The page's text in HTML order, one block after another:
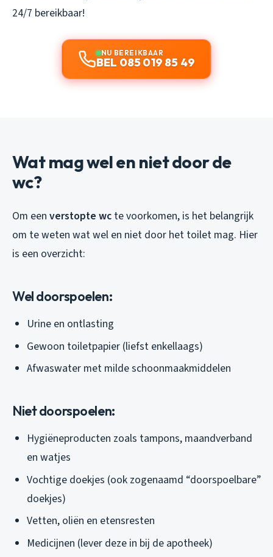
24/7 bereikbaar!
NU BEREIKBAAR
BEL 085 019 85 49
Wat mag wel en niet door de
wc?
Om een verstopte wc te voorkomen, is het belangrijk
om te weten wat wel en niet door het toilet mag. Hier
is een overzicht:
Wel doorspoelen:
Urine en ontlasting
Gewoon toiletpapier (liefst enkellaags)
Afwaswater met milde schoonmaakmiddelen
Niet doorspoelen:
Hygiëneproducten zoals tampons, maandverband
en watjes
Vochtige doekjes (ook zogenaamd “doorspoelbare”
doekjes)
Vetten, oliën en etensresten
Medicijnen (lever deze in bij de apotheek)